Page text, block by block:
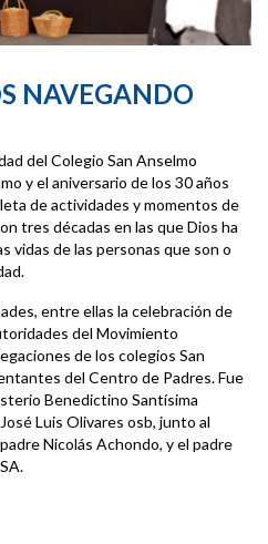
NAVEGANDO
del Colegio San Anselmo
y el aniversario de los 30 años
de actividades y momentos de
tres décadas en las que Dios ha
vidas de las personas que son o
entre ellas la celebración de
del Movimiento
de los colegios San
del Centro de Padres. Fue
Benedictino Santísima
Luis Olivares osb, junto al
Nicolás Achondo, y el padre